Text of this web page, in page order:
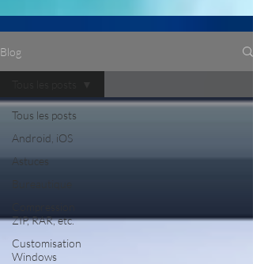
Blog
Tous les posts
Android, iOS
Astuces
ZIP, RAR, etc.
Customisation
Windows